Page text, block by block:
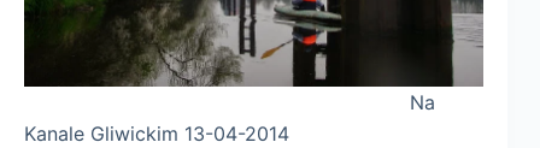
Na
Kanale Gliwickim 13-04-2014